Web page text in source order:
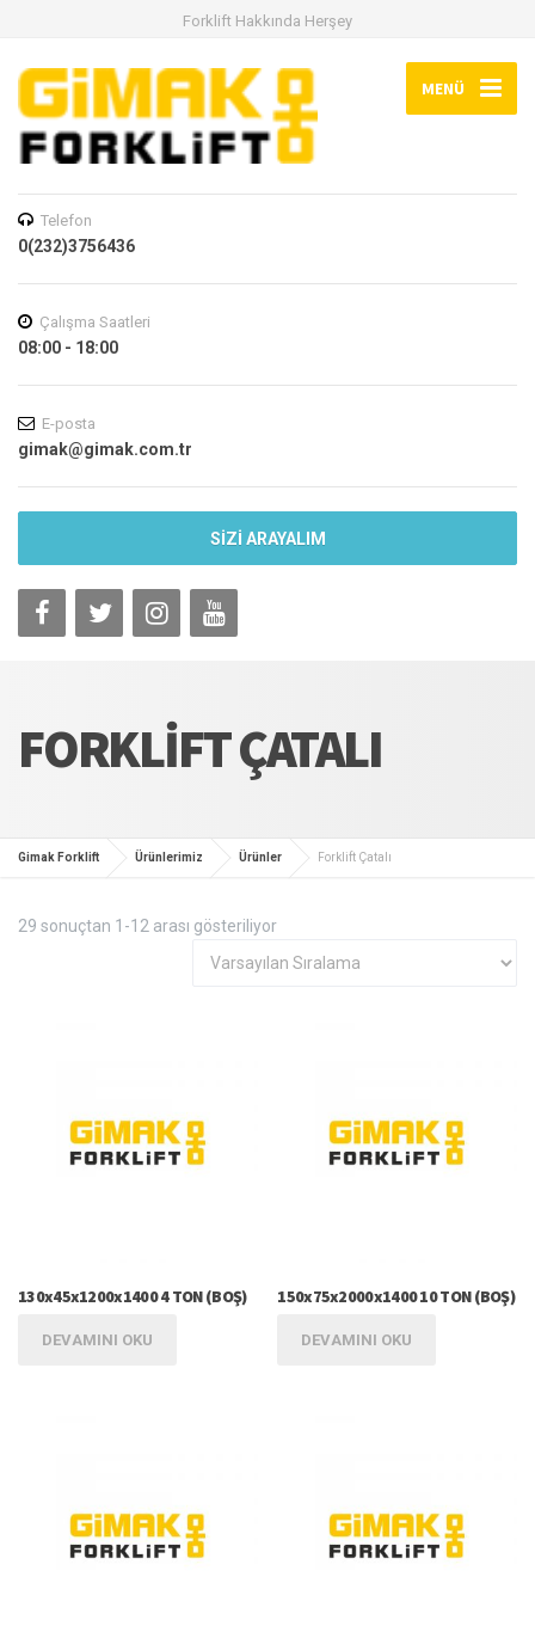
Forklift Hakkında Herşey
MENÜ
Telefon
0(232)3756436
Çalışma Saatleri
08:00 - 18:00
E-posta
gimak@gimak.com.tr
SİZİ ARAYALIM
FORKLIFT ÇATALI
Gimak Forklift Ürünlerimiz Ürünler Forklift Çatalı
29 sonuçtan 1-12 arası gösteriliyor
130x45x1200x1400 4 TON (BOŞ)
DEVAMINI OKU
150x75x2000x1400 10 TON (BOŞ)
DEVAMINI OKU